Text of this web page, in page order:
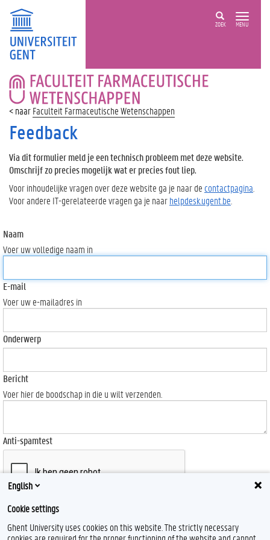
ZOEK MENU
FACULTEIT
FARMACEUTISCHE
WETENSCHAPPEN
Faculteit Farmaceutische Wetenschappen
Feedback
Via dit formulier meld je een technisch probleem met deze website.
Omschrijf zo precies mogelijk wat er precies fout liep.
Voor inhoudelijke vragen over deze website ga je naar de contactpagina
Voor andere IT-gerelateerde vragen ga je naarhelpdesk.ugent.be
Naam
Voer uw volledige naam in
E-mail
Voer uw e-mailadres in
Onderwerp
Bericht
Voer hier de boodschap in die u wilt verzenden.
Anti-spamtest
Send
English
Cookie settings
Ghent University uses cookies on this website. The strictly necessary